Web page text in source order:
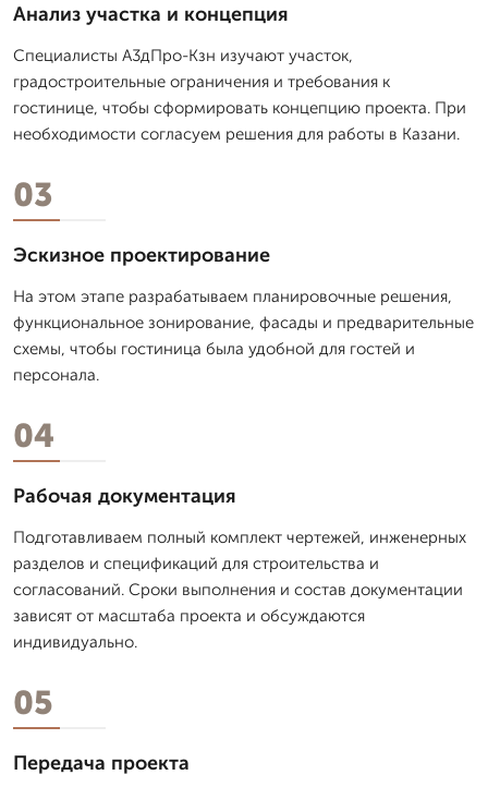
Анализ участка и концепция
Специалисты А3дПро-Кзн изучают участок,
градостроительные ограничения и требования к
гостинице, чтобы сформировать концепцию проекта. При
необходимости согласуем решения для работы в Казани.
03
Эскизное проектирование
На этом этапе разрабатываем планировочные решения,
функциональное зонирование, фасады и предварительные
схемы, чтобы гостиница была удобной для гостей и
персонала.
04
Рабочая документация
Подготавливаем полный комплект чертежей, инженерных
разделов и спецификаций для строительства и
согласований. Сроки выполнения и состав документации
зависят от масштаба проекта и обсуждаются
индивидуально.
05
Передача проекта